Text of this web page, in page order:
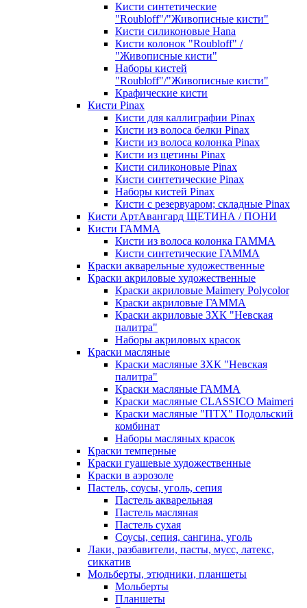
Кисти синтетические
"Roubloff"/"Живописные кисти"
Кисти силиконовые Hana
Кисти колонок "Roubloff" /
"Живописные кисти"
Наборы кистей
"Roubloff"/"Живописные кисти"
Крафические кисти
Кисти Pinax
Кисти для каллиграфии Pinax
Кисти из волоса белки Pinax
Кисти из волоса колонка Pinax
Кисти из щетины Pinax
Кисти силиконовые Pinax
Кисти синтетические Pinax
Наборы кистей Pinax
Кисти с резервуаром; складные Pinax
Кисти АртАвангард ЩЕТИНА / ПОНИ
Кисти ГАММА
Кисти из волоса колонка ГАММА
Кисти синтетические ГАММА
Краски акварельные художественные
Краски акриловые художественные
Краски акриловые Maimery Polycolor
Краски акриловые ГАММА
Краски акриловые ЗХК "Невская
палитра"
Наборы акриловых красок
Краски масляные
Краски масляные ЗХК "Невская
палитра"
Краски масляные ГАММА
Краски масляные CLASSICO Maimeri
Краски масляные "ПТХ" Подольский
комбинат
Наборы масляных красок
Краски темперные
Краски гуашевые художественные
Краски в аэрозоле
Пастель, соусы, уголь, сепия
Пастель акварельная
Пастель масляная
Пастель сухая
Соусы, сепия, сангина, уголь
Лаки, разбавители, пасты, мусс, латекс,
сиккатив
Мольберты, этюдники, планшеты
Мольберты
Планшеты